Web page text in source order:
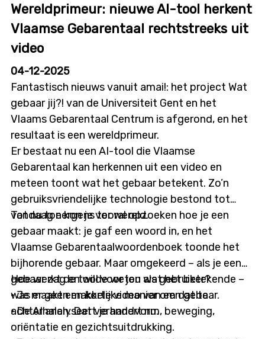
Wereldprimeur: nieuwe AI-tool herkent
Vlaamse Gebarentaal rechtstreeks uit
video
04-12-2025
Fantastisch nieuws vanuit amai!: het project Wat
gebaar jij?! van de Universiteit Gent en het
Vlaams Gebarentaal Centrum is afgerond, en het
resultaat is een wereldprimeur.
Er bestaat nu een AI-tool die Vlaamse
Gebarentaal kan herkennen uit een video en
meteen toont wat het gebaar betekent. Zo’n
gebruiksvriendelijke technologie bestond tot
vandaag nergens ter wereld.
Tot nu toe kon je vooral opzoeken hoe je een
gebaar maakt: je gaf een woord in, en het
Vlaamse Gebarentaalwoordenboek toonde het
bijhorende gebaar. Maar omgekeerd – als je een
gebaar zag en wilde weten wat het betekende –
was er geen makkelijke manier om dat te
achterhalen. Dat verandert nu.
Hoe werkt de tool voor jou als gebruiker?
· Je maakt een korte video van een gebaar.
· De AI analyseert je handvorm, beweging,
oriëntatie en gezichtsuitdrukking.